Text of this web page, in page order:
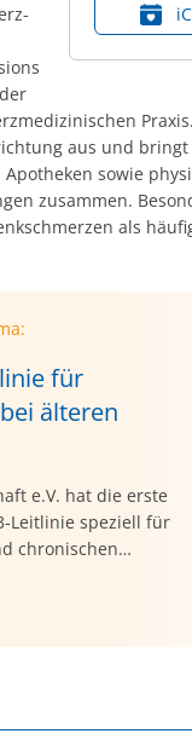
aus und
sowie
zusammen.
als
für
älteren
e.V. hat die erste
Leitlinie speziell für
chronischen
Pflegenden,
in der